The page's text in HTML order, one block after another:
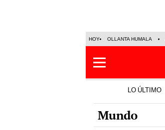
HOY OLLANTA HUMALA
LO ÚLTIMO
Mundo